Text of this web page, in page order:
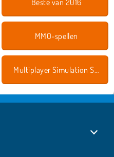
MMO-spellen
Multiplayer Simulation Spelletjes